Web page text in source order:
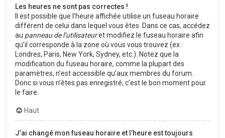
Les heures ne sont pas correctes !
Il est possible que l’heure affichée utilise un fuseau horaire
différent de celui dans lequel vous êtes. Dans ce cas, accédez
au panneau de l’utilisateuret modifiez le fuseau horaire afin
qu’il corresponde à la zone où vous vous trouvez (ex :
Londres, Paris, New York, Sydney, etc.). Notez que la
modification du fuseau horaire, comme la plupart des
paramètres, n’est accessible qu’aux membres du forum.
Donc si vous n’êtes pas enregistré, c’est le bon moment pour
le faire.
Haut
J’ai changé mon fuseau horaire et l’heure est toujours